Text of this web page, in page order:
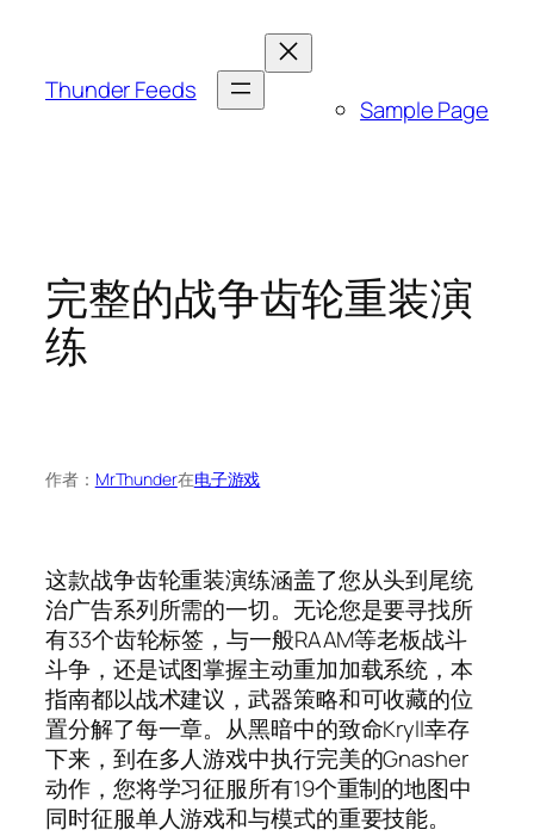
Thunder Feeds
Sample Page
完整的战争齿轮重装演
练
作者： MrThunder在电子游戏
这款战争齿轮重装演练涵盖了您从头到尾统
治广告系列所需的一切。无论您是要寻找所
有33个齿轮标签，与一般RAAM等老板战斗
斗争，还是试图掌握主动重加加载系统，本
指南都以战术建议，武器策略和可收藏的位
置分解了每一章。从黑暗中的致命Kryll幸存
下来，到在多人游戏中执行完美的Gnasher
动作，您将学习征服所有19个重制的地图中
同时征服单人游戏和与模式的重要技能。